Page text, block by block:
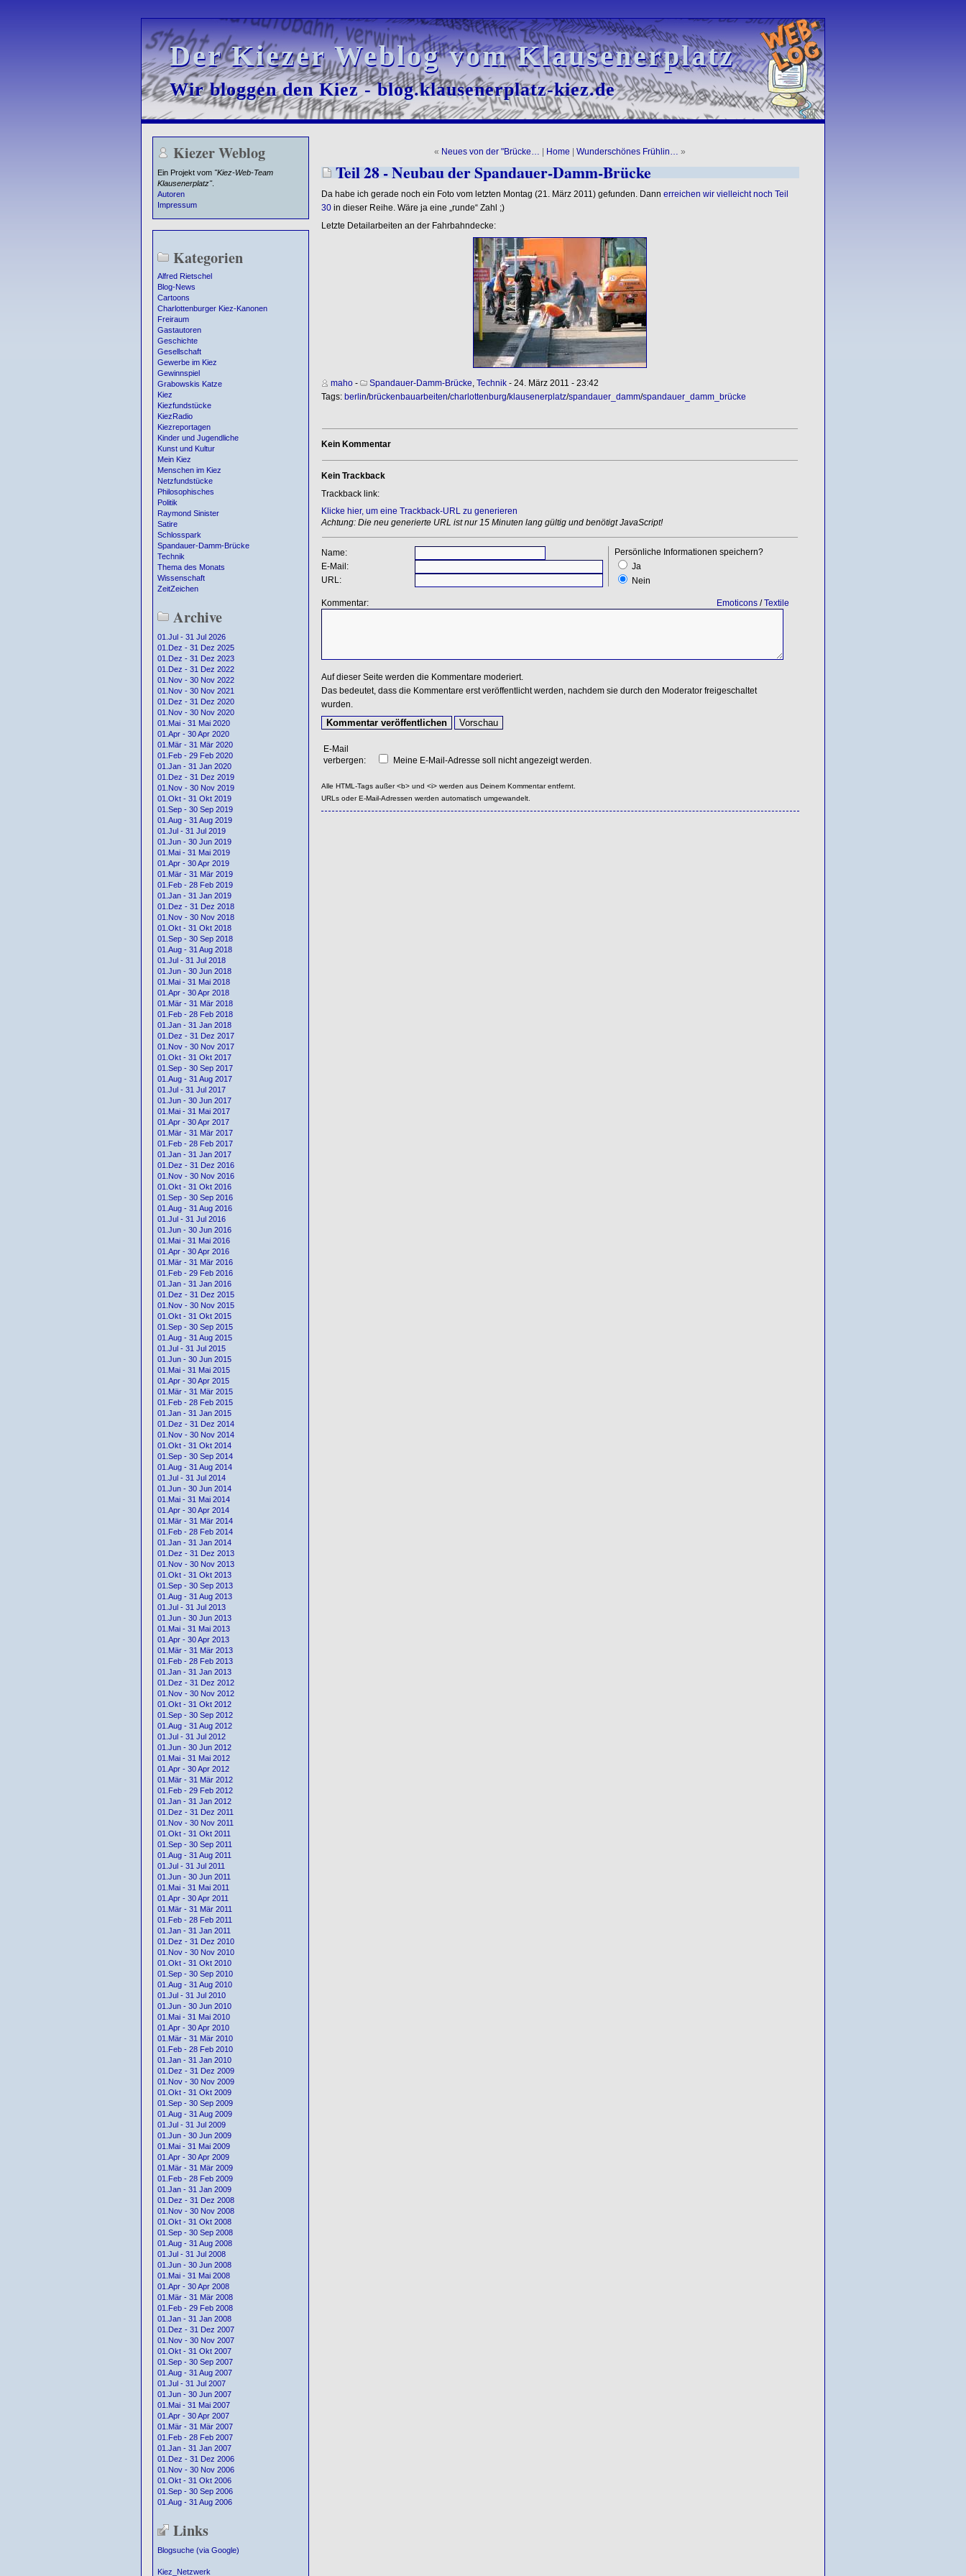
Der Kiezer Weblog vom Klausenerplatz
Der Kiezer Weblog vom Klausenerplatz
Wir bloggen den Kiez - blog.klausenerplatz-kiez.de
Wir bloggen den Kiez - blog.klausenerplatz-kiez.de
Kiezer Weblog
Ein Projekt vom "Kiez-Web-Team
Klausenerplatz".
Autoren
Impressum
Kategorien
Alfred Rietschel
Blog-News
Cartoons
Charlottenburger Kiez-Kanonen
Freiraum
Gastautoren
Geschichte
Gesellschaft
Gewerbe im Kiez
Gewinnspiel
Grabowskis Katze
Kiez
Kiezfundstücke
KiezRadio
Kiezreportagen
Kinder und Jugendliche
Kunst und Kultur
Mein Kiez
Menschen im Kiez
Netzfundstücke
Philosophisches
Politik
Raymond Sinister
Satire
Schlosspark
Spandauer-Damm-Brücke
Technik
Thema des Monats
Wissenschaft
ZeitZeichen
Archive
01.Jul - 31 Jul 2026
01.Dez - 31 Dez 2025
01.Dez - 31 Dez 2023
01.Dez - 31 Dez 2022
01.Nov - 30 Nov 2022
01.Nov - 30 Nov 2021
01.Dez - 31 Dez 2020
01.Nov - 30 Nov 2020
01.Mai - 31 Mai 2020
01.Apr - 30 Apr 2020
01.Mär - 31 Mär 2020
01.Feb - 29 Feb 2020
01.Jan - 31 Jan 2020
01.Dez - 31 Dez 2019
01.Nov - 30 Nov 2019
01.Okt - 31 Okt 2019
01.Sep - 30 Sep 2019
01.Aug - 31 Aug 2019
01.Jul - 31 Jul 2019
01.Jun - 30 Jun 2019
01.Mai - 31 Mai 2019
01.Apr - 30 Apr 2019
01.Mär - 31 Mär 2019
01.Feb - 28 Feb 2019
01.Jan - 31 Jan 2019
01.Dez - 31 Dez 2018
01.Nov - 30 Nov 2018
01.Okt - 31 Okt 2018
01.Sep - 30 Sep 2018
01.Aug - 31 Aug 2018
01.Jul - 31 Jul 2018
01.Jun - 30 Jun 2018
01.Mai - 31 Mai 2018
01.Apr - 30 Apr 2018
01.Mär - 31 Mär 2018
01.Feb - 28 Feb 2018
01.Jan - 31 Jan 2018
01.Dez - 31 Dez 2017
01.Nov - 30 Nov 2017
01.Okt - 31 Okt 2017
01.Sep - 30 Sep 2017
01.Aug - 31 Aug 2017
01.Jul - 31 Jul 2017
01.Jun - 30 Jun 2017
01.Mai - 31 Mai 2017
01.Apr - 30 Apr 2017
01.Mär - 31 Mär 2017
01.Feb - 28 Feb 2017
01.Jan - 31 Jan 2017
01.Dez - 31 Dez 2016
01.Nov - 30 Nov 2016
01.Okt - 31 Okt 2016
01.Sep - 30 Sep 2016
01.Aug - 31 Aug 2016
01.Jul - 31 Jul 2016
01.Jun - 30 Jun 2016
01.Mai - 31 Mai 2016
01.Apr - 30 Apr 2016
01.Mär - 31 Mär 2016
01.Feb - 29 Feb 2016
01.Jan - 31 Jan 2016
01.Dez - 31 Dez 2015
01.Nov - 30 Nov 2015
01.Okt - 31 Okt 2015
01.Sep - 30 Sep 2015
01.Aug - 31 Aug 2015
01.Jul - 31 Jul 2015
01.Jun - 30 Jun 2015
01.Mai - 31 Mai 2015
01.Apr - 30 Apr 2015
01.Mär - 31 Mär 2015
01.Feb - 28 Feb 2015
01.Jan - 31 Jan 2015
01.Dez - 31 Dez 2014
01.Nov - 30 Nov 2014
01.Okt - 31 Okt 2014
01.Sep - 30 Sep 2014
01.Aug - 31 Aug 2014
01.Jul - 31 Jul 2014
01.Jun - 30 Jun 2014
01.Mai - 31 Mai 2014
01.Apr - 30 Apr 2014
01.Mär - 31 Mär 2014
01.Feb - 28 Feb 2014
01.Jan - 31 Jan 2014
01.Dez - 31 Dez 2013
01.Nov - 30 Nov 2013
01.Okt - 31 Okt 2013
01.Sep - 30 Sep 2013
01.Aug - 31 Aug 2013
01.Jul - 31 Jul 2013
01.Jun - 30 Jun 2013
01.Mai - 31 Mai 2013
01.Apr - 30 Apr 2013
01.Mär - 31 Mär 2013
01.Feb - 28 Feb 2013
01.Jan - 31 Jan 2013
01.Dez - 31 Dez 2012
01.Nov - 30 Nov 2012
01.Okt - 31 Okt 2012
01.Sep - 30 Sep 2012
01.Aug - 31 Aug 2012
01.Jul - 31 Jul 2012
01.Jun - 30 Jun 2012
01.Mai - 31 Mai 2012
01.Apr - 30 Apr 2012
01.Mär - 31 Mär 2012
01.Feb - 29 Feb 2012
01.Jan - 31 Jan 2012
01.Dez - 31 Dez 2011
01.Nov - 30 Nov 2011
01.Okt - 31 Okt 2011
01.Sep - 30 Sep 2011
01.Aug - 31 Aug 2011
01.Jul - 31 Jul 2011
01.Jun - 30 Jun 2011
01.Mai - 31 Mai 2011
01.Apr - 30 Apr 2011
01.Mär - 31 Mär 2011
01.Feb - 28 Feb 2011
01.Jan - 31 Jan 2011
01.Dez - 31 Dez 2010
01.Nov - 30 Nov 2010
01.Okt - 31 Okt 2010
01.Sep - 30 Sep 2010
01.Aug - 31 Aug 2010
01.Jul - 31 Jul 2010
01.Jun - 30 Jun 2010
01.Mai - 31 Mai 2010
01.Apr - 30 Apr 2010
01.Mär - 31 Mär 2010
01.Feb - 28 Feb 2010
01.Jan - 31 Jan 2010
01.Dez - 31 Dez 2009
01.Nov - 30 Nov 2009
01.Okt - 31 Okt 2009
01.Sep - 30 Sep 2009
01.Aug - 31 Aug 2009
01.Jul - 31 Jul 2009
01.Jun - 30 Jun 2009
01.Mai - 31 Mai 2009
01.Apr - 30 Apr 2009
01.Mär - 31 Mär 2009
01.Feb - 28 Feb 2009
01.Jan - 31 Jan 2009
01.Dez - 31 Dez 2008
01.Nov - 30 Nov 2008
01.Okt - 31 Okt 2008
01.Sep - 30 Sep 2008
01.Aug - 31 Aug 2008
01.Jul - 31 Jul 2008
01.Jun - 30 Jun 2008
01.Mai - 31 Mai 2008
01.Apr - 30 Apr 2008
01.Mär - 31 Mär 2008
01.Feb - 29 Feb 2008
01.Jan - 31 Jan 2008
01.Dez - 31 Dez 2007
01.Nov - 30 Nov 2007
01.Okt - 31 Okt 2007
01.Sep - 30 Sep 2007
01.Aug - 31 Aug 2007
01.Jul - 31 Jul 2007
01.Jun - 30 Jun 2007
01.Mai - 31 Mai 2007
01.Apr - 30 Apr 2007
01.Mär - 31 Mär 2007
01.Feb - 28 Feb 2007
01.Jan - 31 Jan 2007
01.Dez - 31 Dez 2006
01.Nov - 30 Nov 2006
01.Okt - 31 Okt 2006
01.Sep - 30 Sep 2006
01.Aug - 31 Aug 2006
Links
Blogsuche (via Google)
Kiez_Netzwerk
« Neues von der "Brücke… Home Wunderschönes Frühlin… »
Teil 28 - Neubau der Spandauer-Damm-Brücke
Da habe ich gerade noch ein Foto vom letzten Montag (21. März 2011) gefunden. Dann erreichen wir vielleicht noch Teil
30in dieser Reihe. Wäre ja eine „runde“ Zahl ;)
Letzte Detailarbeiten an der Fahrbahndecke:
maho- Spandauer-Damm-Brücke Technik- 24. März 2011 - 23:42
Tags: berlin/brückenbauarbeiten/charlottenburg/klausenerplatz/spandauer_damm/spandauer_damm_brücke
Kein Kommentar
Kein Trackback
Trackback link:
Klicke hier, um eine Trackback-URL zu generieren
Achtung: Die neu generierte URL ist nur 15 Minuten lang gültig und benötigt JavaScript!
Name:
Persönliche Informationen speichern?
Ja
Nein
E-Mail:
URL:
Kommentar: Emoticons/Textile
Auf dieser Seite werden die Kommentare moderiert.
Das bedeutet, dass die Kommentare erst veröffentlicht werden, nachdem sie durch den Moderator freigeschaltet
wurden.
E-Mail
verbergen:
Meine E-Mail-Adresse soll nicht angezeigt werden.
Alle HTML-Tags außer <b> und <i> werden aus Deinem Kommentar entfernt.
URLs oder E-Mail-Adressen werden automatisch umgewandelt.